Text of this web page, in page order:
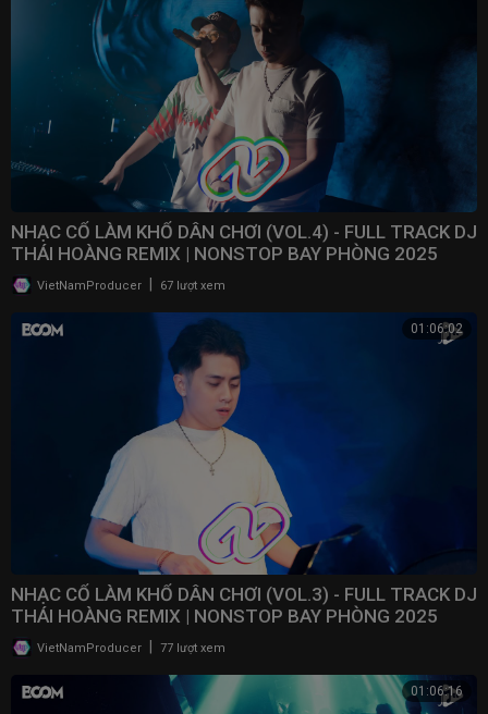
NHẠC CỔ LÀM KHỔ DÂN CHƠI (VOL.4) - FULL TRACK DJ
THÁI HOÀNG REMIX | NONSTOP BAY PHÒNG 2025
VietNamProducer 67 lượt xem
01:06:02
NHẠC CỔ LÀM KHỔ DÂN CHƠI (VOL.3) - FULL TRACK DJ
THÁI HOÀNG REMIX | NONSTOP BAY PHÒNG 2025
VietNamProducer 77 lượt xem
01:06:16